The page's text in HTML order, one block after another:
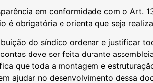
em conformidade com o Art.
é obrigatória e orienta que seja
do síndico ordenar e justificar
deve ser feita durante
que toda a montagem e
ajudar no desenvolvimento dessa